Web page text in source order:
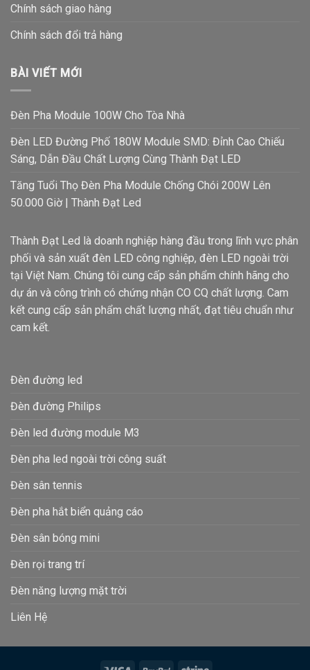
Chính sách giao hàng
Chính sách đổi trả hàng
BÀI VIẾT MỚI
Đèn Pha Module 100W Cho Tòa Nhà
Đèn LED Đường Phố 180W Module SMD: Đỉnh Cao Chiếu
Sáng, Dẫn Đầu Chất Lượng Cùng Thành Đạt LED
Tăng Tuổi Thọ Đèn Pha Module Chống Chói 200W Lên
50.000 Giờ | Thành Đạt Led
Thành Đạt Led là doanh nghiệp hàng đầu trong lĩnh vực phân
phối và sản xuất đèn LED công nghiệp, đèn LED ngoài trời
tại Việt Nam. Chúng tôi cung cấp sản phẩm chính hãng cho
dự án và công trình có chứng nhận CO CQ chất lượng. Cam
kết cung cấp sản phẩm chất lượng nhất, đạt tiêu chuẩn như
cam kết.
Đèn đường led
Đèn đường Philips
Đèn led đường module M3
Đèn pha led ngoài trời công suất
Đèn sân tennis
Đèn pha hắt biển quảng cáo
Đèn sân bóng mini
Đèn rọi trang trí
Đèn năng lượng mặt trời
Liên Hệ